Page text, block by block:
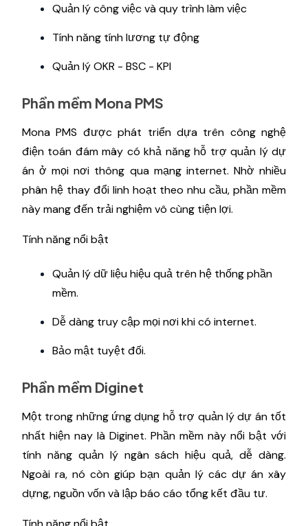
Quản lý công việc và quy trình làm việc
Tính năng tính lương tự động
Quản lý OKR - BSC - KPI
Phần mềm Mona PMS
Mona PMS được phát triển dựa trên công nghệ
điện toán đám mây có khả năng hỗ trợ quản lý dự
án ở mọi nơi thông qua mạng internet. Nhờ nhiều
phân hệ thay đổi linh hoạt theo nhu cầu, phần mềm
này mang đến trải nghiệm vô cùng tiện lợi.
Tính năng nổi bật
Quản lý dữ liệu hiệu quả trên hệ thống phần
mềm.
Dễ dàng truy cập mọi nơi khi có internet.
Bảo mật tuyệt đối.
Phần mềm Diginet
Một trong những ứng dụng hỗ trợ quản lý dự án tốt
nhất hiện nay là Diginet. Phần mềm này nổi bật với
tính năng quản lý ngân sách hiệu quả, dễ dàng.
Ngoài ra, nó còn giúp bạn quản lý các dự án xây
dựng, nguồn vốn và lập báo cáo tổng kết đầu tư.